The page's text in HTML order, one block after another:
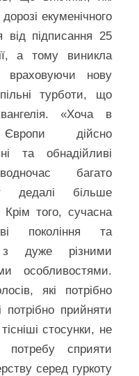
екуменічного
від підписання 25
а тому виникла
враховуючи нову
турботи, що
«Хоча в
дійсно
та обнадійливі
багато
дедалі більше
того, сучасна
покоління та
дуже різними
особливостями.
які потрібно
потрібно прийняти
стосунки, не
потребу сприяти
серед гуркоту